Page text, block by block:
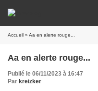
Accueil » Aa en alerte rouge...
Aa en alerte rouge...
Publié le 06/11/2023 à 16:47
Par kreizker